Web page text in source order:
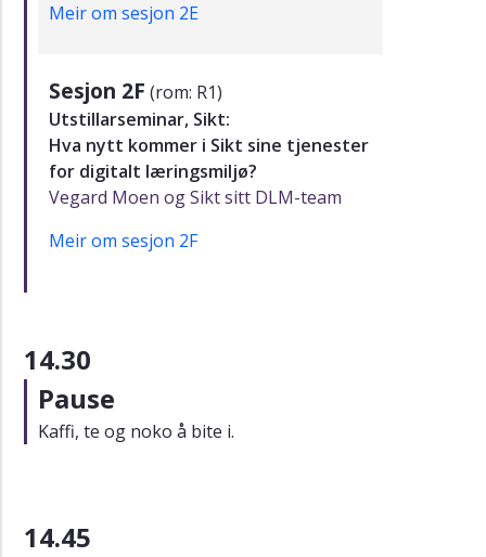
Meir om sesjon 2E
Sesjon 2F (rom: R1)
Utstillarseminar, Sikt:
Hva nytt kommer i Sikt sine tjenester
for digitalt læringsmiljø?
Vegard Moen og Sikt sitt DLM-team
Meir om sesjon 2F
14.30
Pause
Kaffi, te og noko å bite i.
14.45